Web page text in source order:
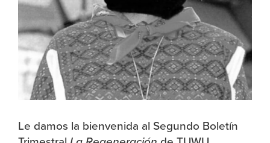
Le damos la bienvenida al Segundo Boletín